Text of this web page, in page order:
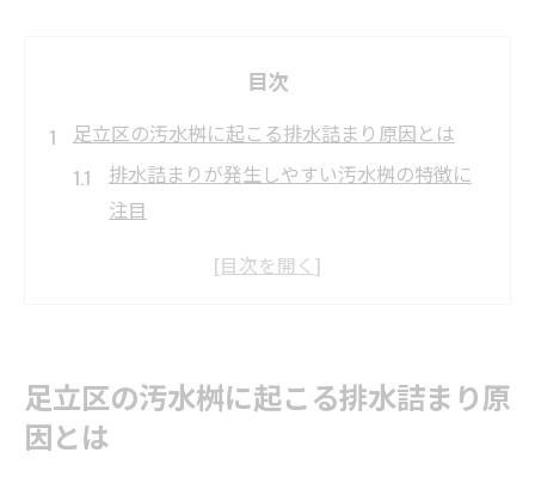
目次
足立区の汚水桝に起こる排水詰まり原因とは
排水詰まりが発生しやすい汚水桝の特徴に
注目
汚水桝の排水詰まりを促す木の根侵入リス
足立区の汚水桝に起こる排水詰まり原
因とは